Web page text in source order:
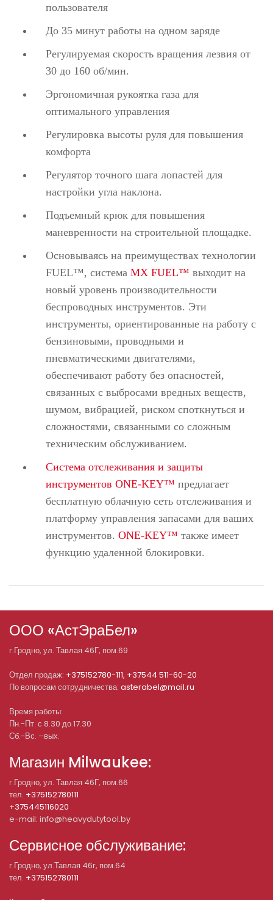
пользователя
До 35 минут работы на одном заряде
Регулируемая скорость вращения лезвия от
30 до 160 об/мин.
Эргономичная рукоятка газа для
оптимального управления
Регулировка высоты руля для повышения
комфорта
Регулятор точного шага лопастей для
настройки угла наклона.
Подъемный крюк для повышения
маневренности на строительной площадке.
Основываясь на преимуществах технологии
FUEL™, система MX FUEL™ выходит на
новый уровень производительности
беспроводных инструментов. Эти
инструменты, ориентированные на работу с
бензиновыми, проводными и
пневматическими двигателями,
обеспечивают работу без опасностей,
связанных с выбросами вредных веществ,
шумом, вибрацией, риском споткнуться и
сложностями, связанными со сложным
техническим обслуживанием.
Система отслеживания и защиты
инструментов ONE-KEY™ предлагает
бесплатную облачную сеть отслеживания и
платформу управления запасами для ваших
инструментов. ONE-KEY™ также имеет
функцию удаленной блокировки.
ООО «АстЭраБел»
г.Гродно, ул. Тавлая 46Г, пом.69
Отдел продаж: +375152780-111, +37544 511-60-20
По вопросам сотрудничества: asterabel@mail.ru
Время работы:
Пн.-Пт. с 8.30 до 17.30
Сб.-Вс. –вых.
Магазин Milwaukee:
г.Гродно, ул. Тавлая 46Г, пом.66
тел. +375152780111
+375445116020
e-mail: info@heavydutytool.by
Сервисное обслуживание:
г.Гродно, ул.Тавлая 46г, пом.64
тел. +375152780111